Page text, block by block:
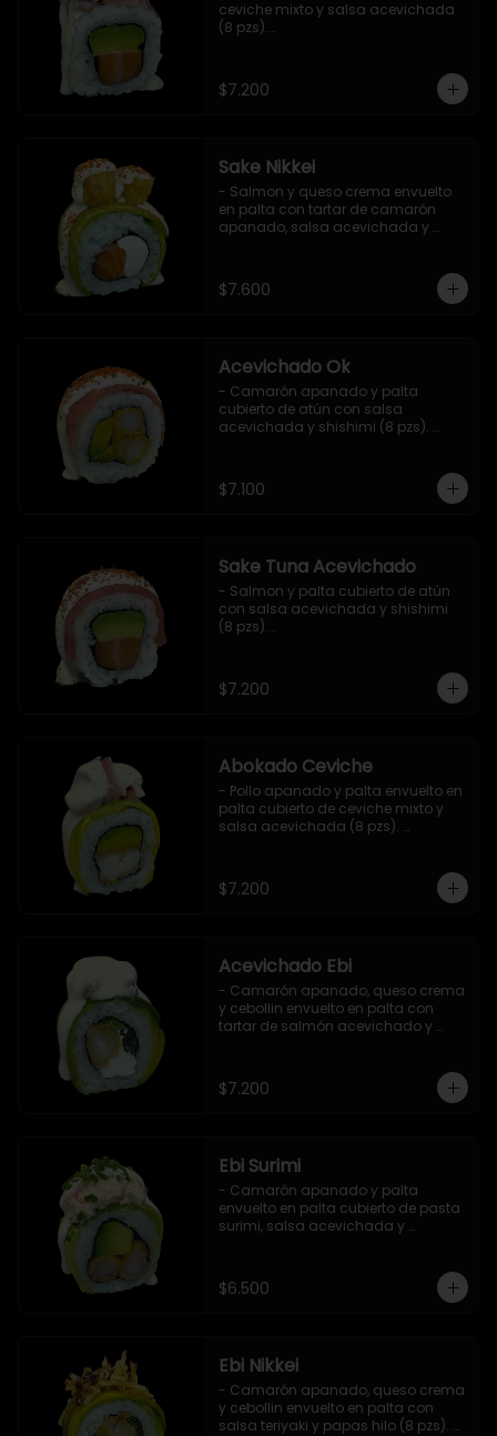
ceviche mixto y salsa acevichada
(8 pzs).
$7.200
Sake Nikkei
- Salmon y queso crema envuelto
en palta con tartar de camarón
apanado, salsa acevichada y
$7.600
Acevichado Ok
- Camarón apanado y palta
cubierto de atún con salsa
acevichada y shishimi (8 pzs).
$7.100
Sake Tuna Acevichado
- Salmon y palta cubierto de atún
con salsa acevichada y shishimi
(8 pzs).
$7.200
Abokado Ceviche
- Pollo apanado y palta envuelto en
palta cubierto de ceviche mixto y
salsa acevichada (8 pzs).
$7.200
Acevichado Ebi
- Camarón apanado, queso crema
y cebollin envuelto en palta con
tartar de salmón acevichado y
$7.200
Ebi Surimi
- Camarón apanado y palta
envuelto en palta cubierto de pasta
surimi, salsa acevichada y
$6.500
Ebi Nikkei
- Camarón apanado, queso crema
y cebollin envuelto en palta con
salsa teriyaki y papas hilo (8 pzs).